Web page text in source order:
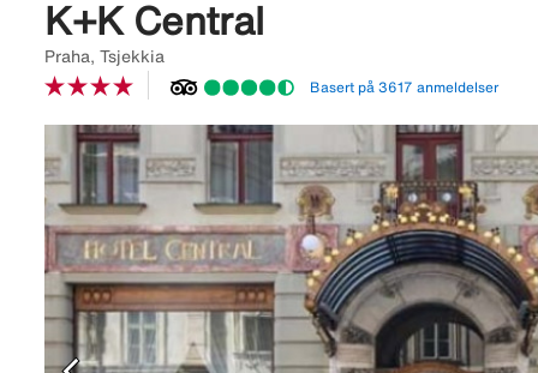
K+K Central
Praha, Tsjekkia
Basert på 3617 anmeldelser
Image
description
is
missing